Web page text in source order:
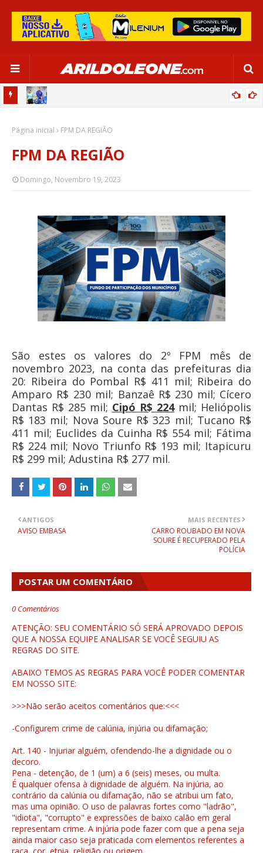
SALVADOR
Página inicial FPM DA REGIÃO
FPM DA REGIÃO
Domingo, Novembro 19, 2023
São estes os valores do 2º FPM mês de
novembro 2023, na conta das prefeituras dia
20: Ribeira do Pombal R$ 411 mil; Ribeira do
Amparo R$ 230 mil; Banzaê R$ 230 mil; Cícero
Dantas R$ 285 mil; Cipó R$ 224mil; Heliópolis
R$ 183 mil; Nova Soure R$ 323 mil; Tucano R$
411 mil; Euclides da Cuinha R$ 554 mil; Fátima
R$ 224 mil; Novo Triunfo R$ 193 mil; Itapicuru
R$ 299 mil; Adustina R$ 277 mil.
MAIS RECENTES
CARRO ROUBADO EM NOVA
SOURE É RECUPERADO PELA
POLÍCIA
ANTIGOS
AVISO EMBASA
POSTAR UM COMENTÁRIO
0 Comentários
ATENÇÃO: SEU COMENTÁRIO SÓ SERÁ APROVADO DEPOIS
QUE A NOSSA EQUIPE ANALISAR SE VOCÊ SEGUIU AS
REGRAS DO SITE.
ABAIXO TEMOS AS REGRAS PARA VOCÊ PODER COMENTAR
EM NOSSO SITE:
>>>Não serão aceitos comentários que:<<<
-Configurem crime de calúnia, injúria ou difamação;
Art. 140 - Injuriar alguém, ofendendo-lhe a dignidade ou o
decoro.
Pena - detenção, de 1 (um) a 6 (seis) meses, ou multa.
É qualquer ofensa à dignidade de alguém. Na injúria, ao
contrário da calúnia ou difamação, não se atribui um fato,
mas uma opinião. O uso de palavras fortes como "ladrão",
"idiota", "corrupto" e expressões de baixo calão em geral
representam crime. A injúria pode fazer com que a pena seja
ainda maior caso seja praticada com elementos referentes a